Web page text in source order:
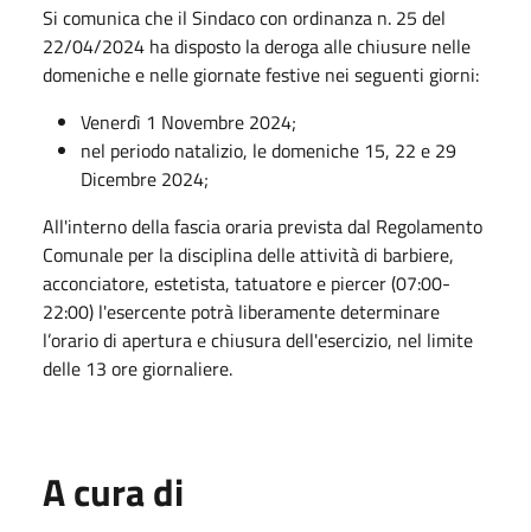
Si comunica che il Sindaco con ordinanza n. 25 del
22/04/2024 ha disposto la deroga alle chiusure nelle
domeniche e nelle giornate festive nei seguenti giorni:
Venerdì 1 Novembre 2024;
nel periodo natalizio, le domeniche 15, 22 e 29
Dicembre 2024;
All'interno della fascia oraria prevista dal Regolamento
Comunale per la disciplina delle attività di barbiere,
acconciatore, estetista, tatuatore e piercer (07:00-
22:00) l'esercente potrà liberamente determinare
l’orario di apertura e chiusura dell'esercizio, nel limite
delle 13 ore giornaliere.
A cura di